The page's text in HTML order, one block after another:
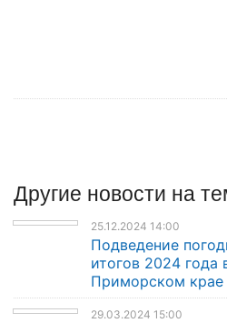
Другие новости на
25.12.2024 14:00
Подведение
итогов 2024 года
Приморском крае
29.03.2024 15:00